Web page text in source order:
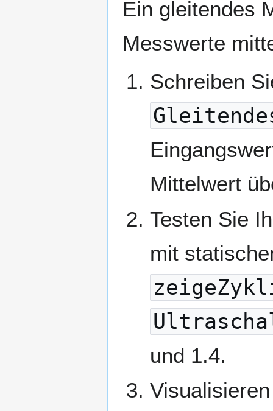
Ein gleitendes
Messwerte
Schreiben
Mittelwert
Testen Sie
mit
und 1.4.